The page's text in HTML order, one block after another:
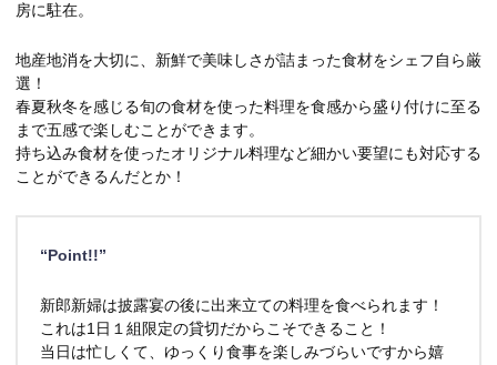
房に駐在。
地産地消を大切に、新鮮で美味しさが詰まった食材をシェフ自ら厳
選！
春夏秋冬を感じる旬の食材を使った料理を食感から盛り付けに至る
まで五感で楽しむことができます。
持ち込み食材を使ったオリジナル料理など細かい要望にも対応する
ことができるんだとか！
“Point!!”
新郎新婦は披露宴の後に出来立ての料理を食べられます！
これは1日１組限定の貸切だからこそできること！
当日は忙しくて、ゆっくり食事を楽しみづらいですから嬉